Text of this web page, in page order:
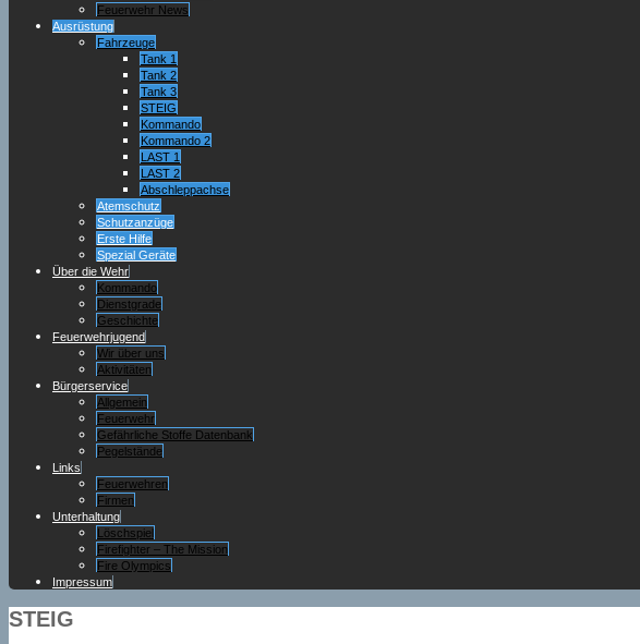
Feuerwehr News
Ausrüstung
Fahrzeuge
Tank 1
Tank 2
Tank 3
STEIG
Kommando
Kommando 2
LAST 1
LAST 2
Abschleppachse
Atemschutz
Schutzanzüge
Erste Hilfe
Spezial Geräte
Über die Wehr
Kommando
Dienstgrade
Geschichte
Feuerwehrjugend
Wir über uns
Aktivitäten
Bürgerservice
Allgemein
Feuerwehr
Gefährliche Stoffe Datenbank
Pegelstände
Links
Feuerwehren
Firmen
Unterhaltung
Löschspiel
Firefighter – The Mission
Fire Olympics
Impressum
STEIG